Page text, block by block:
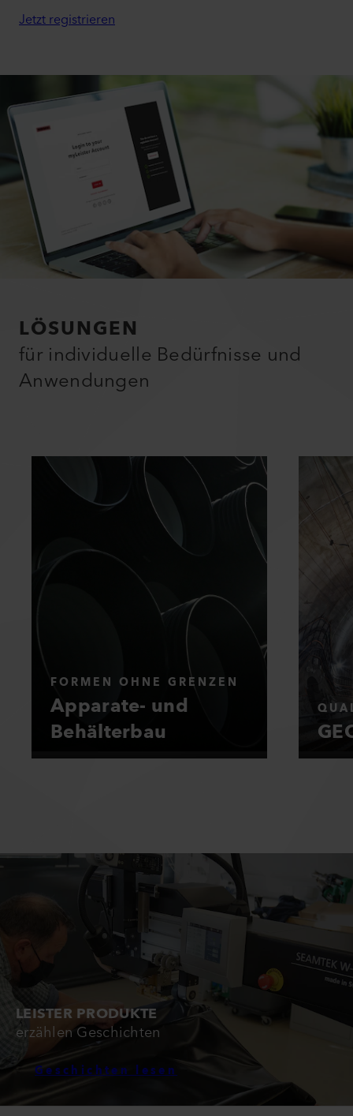
Jetzt registrieren
LÖSUNGEN
für individuelle Bedürfnisse und
Anwendungen
FORMEN OHNE GRENZEN
Apparate- und
Behälterbau
LEISTER PRODUKTE
erzählen Geschichten
Geschichten lesen